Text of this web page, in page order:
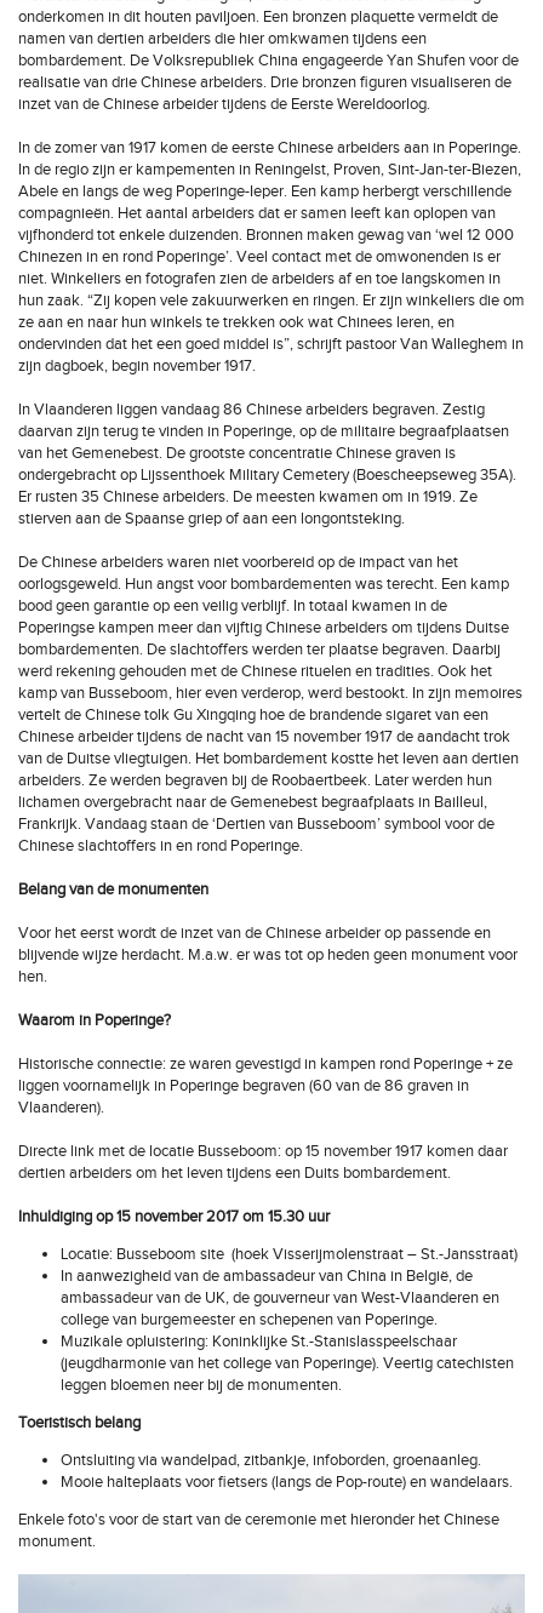
onderkomen in dit houten paviljoen. Een bronzen plaquette vermeldt de
namen van dertien arbeiders die hier omkwamen tijdens een
bombardement. De Volksrepubliek China engageerde Yan Shufen voor de
realisatie van drie Chinese arbeiders. Drie bronzen figuren visualiseren de
inzet van de Chinese arbeider tijdens de Eerste Wereldoorlog.
In de zomer van 1917 komen de eerste Chinese arbeiders aan in Poperinge.
In de regio zijn er kampementen in Reningelst, Proven, Sint-Jan-ter-Biezen,
Abele en langs de weg Poperinge-Ieper. Een kamp herbergt verschillende
compagnieën. Het aantal arbeiders dat er samen leeft kan oplopen van
vijfhonderd tot enkele duizenden. Bronnen maken gewag van ‘wel 12 000
Chinezen in en rond Poperinge’. Veel contact met de omwonenden is er
niet. Winkeliers en fotografen zien de arbeiders af en toe langskomen in
hun zaak. “Zij kopen vele zakuurwerken en ringen. Er zijn winkeliers die om
ze aan en naar hun winkels te trekken ook wat Chinees leren, en
ondervinden dat het een goed middel is”, schrijft pastoor Van Walleghem in
zijn dagboek, begin november 1917.
In Vlaanderen liggen vandaag 86 Chinese arbeiders begraven. Zestig
daarvan zijn terug te vinden in Poperinge, op de militaire begraafplaatsen
van het Gemenebest. De grootste concentratie Chinese graven is
ondergebracht op Lijssenthoek Military Cemetery (Boescheepseweg 35A).
Er rusten 35 Chinese arbeiders. De meesten kwamen om in 1919. Ze
stierven aan de Spaanse griep of aan een longontsteking.
De Chinese arbeiders waren niet voorbereid op de impact van het
oorlogsgeweld. Hun angst voor bombardementen was terecht. Een kamp
bood geen garantie op een veilig verblijf. In totaal kwamen in de
Poperingse kampen meer dan vijftig Chinese arbeiders om tijdens Duitse
bombardementen. De slachtoffers werden ter plaatse begraven. Daarbij
werd rekening gehouden met de Chinese rituelen en tradities. Ook het
kamp van Busseboom, hier even verderop, werd bestookt. In zijn memoires
vertelt de Chinese tolk Gu Xingqing hoe de brandende sigaret van een
Chinese arbeider tijdens de nacht van 15 november 1917 de aandacht trok
van de Duitse vliegtuigen. Het bombardement kostte het leven aan dertien
arbeiders. Ze werden begraven bij de Roobaertbeek. Later werden hun
lichamen overgebracht naar de Gemenebest begraafplaats in Bailleul,
Frankrijk. Vandaag staan de ‘Dertien van Busseboom’ symbool voor de
Chinese slachtoffers in en rond Poperinge.
Belang van de monumenten
Voor het eerst wordt de inzet van de Chinese arbeider op passende en
blijvende wijze herdacht. M.a.w. er was tot op heden geen monument voor
hen.
Waarom in Poperinge?
Historische connectie: ze waren gevestigd in kampen rond Poperinge + ze
liggen voornamelijk in Poperinge begraven (60 van de 86 graven in
Vlaanderen).
Directe link met de locatie Busseboom: op 15 november 1917 komen daar
dertien arbeiders om het leven tijdens een Duits bombardement.
Inhuldiging op 15 november 2017 om 15.30 uur
Locatie: Busseboom site (hoek Visserijmolenstraat – St.-Jansstraat)
In aanwezigheid van de ambassadeur van China in België, de
ambassadeur van de UK, de gouverneur van West-Vlaanderen en
college van burgemeester en schepenen van Poperinge.
Muzikale opluistering: Koninklijke St.-Stanislasspeelschaar
(jeugdharmonie van het college van Poperinge). Veertig catechisten
leggen bloemen neer bij de monumenten.
Toeristisch belang
Ontsluiting via wandelpad, zitbankje, infoborden, groenaanleg.
Mooie halteplaats voor fietsers (langs de Pop-route) en wandelaars.
Enkele foto's voor de start van de ceremonie met hieronder het Chinese
monument.